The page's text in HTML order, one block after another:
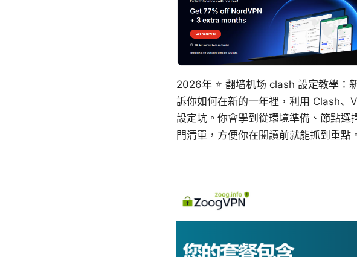
2026年 ⭐ 翻墙机场 clash 設定教學：
訴你如何在新的一年裡，利用 Clash、
設定坑。你會學到從環境準備、節點選
門清單，方便你在閱讀前就能抓到重點。